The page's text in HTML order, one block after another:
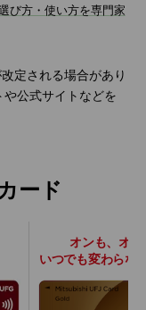
び方・使い方を専門家
定される場合があり
や公式サイトなどを
ード
オンも、オフ
いつでも変わらな